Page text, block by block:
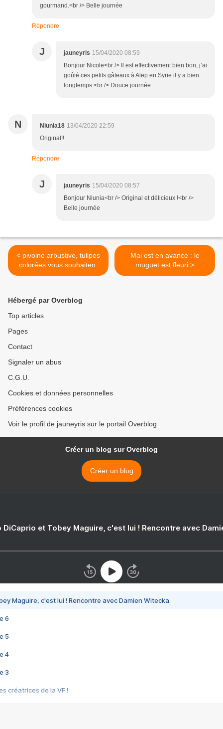
gourmand.<br /> Belle journée
Répondre
J jauneyris 15/04/2020 08:59
Bonjour Nicole<br /> Il est effectivement bien bon, j’ai
goûté ces petits gâteaux à Alep en Syrie il y a bien
longtemps.<br /> Douce journée
N Niunia18 13/04/2020 22:59
Original!!
Répondre
J jauneyris 15/04/2020 08:57
Bonjour Niunia<br /> Original et délicieux !<br />
Belle journée
< pivoine arbustive, tulipes
colorées vous souhaitent
d'agréables fêtes de
Mai est en avance : le
muguet est fleuri >
Hébergé par Overblog
Top articles
Pages
Contact
Signaler un abus
C.G.U.
Cookies et données personnelles
Préférences cookies
Voir le profil de jauneyris sur le portail Overblog
Créer un blog sur Overblog
Créer un blog
DiCaprio et Tobey Maguire, c'est lui ! Rencontre avec
Maguire, c'est lui ! Rencontre avec Damien Witecka
6
5
4
3
créatrices de la VF !